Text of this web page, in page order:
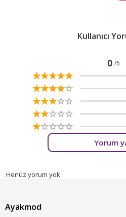
Kullanıcı
0 /5
☆☆☆☆☆
★★★★★
☆☆☆☆☆
★★★★★
☆☆☆☆☆
★★★★★
☆☆☆☆☆
★★★★★
☆☆☆☆☆
★★★★★
Yorum
Henüz yorum yok
Ayakmod